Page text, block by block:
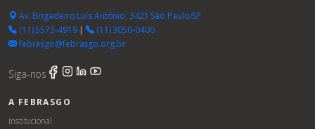
Av. Brigadeiro Luís Antônio, 3421 São Paulo/SP
(11) 5573-4919|
(11) 3050-0400
febrasgo@febrasgo.org.br
Siga-nos
A FEBRASGO
Institucional